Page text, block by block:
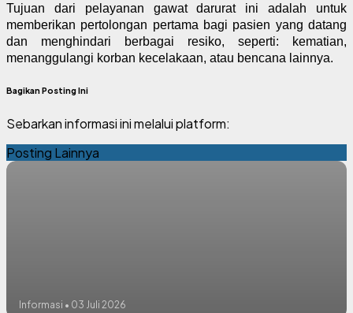
Tujuan dari pelayanan gawat darurat ini adalah untuk
memberikan pertolongan pertama bagi pasien yang datang
dan menghindari berbagai resiko, seperti: kematian,
menanggulangi korban kecelakaan, atau bencana lainnya.
Bagikan Posting Ini
Sebarkan informasi ini melalui platform:
Posting Lainnya
Informasi • 03 Juli 2026